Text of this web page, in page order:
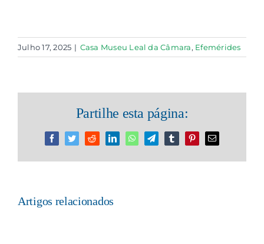
Julho 17, 2025 | Casa Museu Leal da Câmara, Efemérides
Partilhe esta página:
FacebookTwitterRedditLinkedInWhatsAppTelegramTumblrPinterestEmail
Artigos relacionados